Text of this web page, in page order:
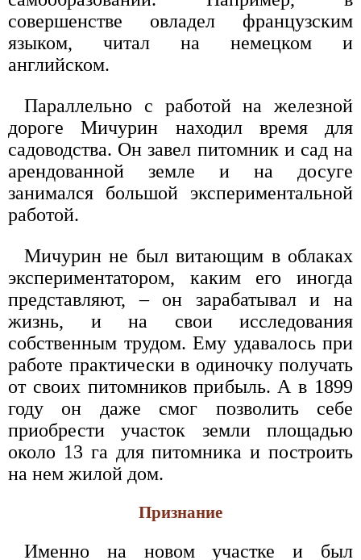
совершенстве овладел французским
языком, читал на немецком и
английском.
Параллельно с работой на железной
дороге Мичурин находил время для
садоводства. Он завел питомник и сад на
арендованной земле и на досуге
занимался большой экспериментальной
работой.
Мичурин не был витающим в облаках
экспериментатором, каким его иногда
представляют, – он зарабатывал и на
жизнь, и на свои исследования
собственным трудом. Ему удавалось при
работе практически в одиночку получать
от своих питомников прибыль. А в 1899
году он даже смог позволить себе
приобрести участок земли площадью
около 13 га для питомника и построить
на нем жилой дом.
Признание
Именно на новом участке и был